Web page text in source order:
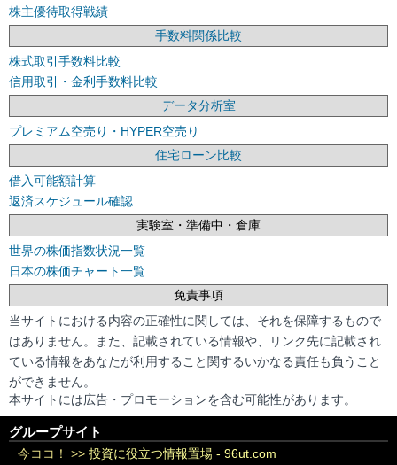
株主優待取得戦績
手数料関係比較
株式取引手数料比較
信用取引・金利手数料比較
データ分析室
プレミアム空売り・HYPER空売り
住宅ローン比較
借入可能額計算
返済スケジュール確認
実験室・準備中・倉庫
世界の株価指数状況一覧
日本の株価チャート一覧
免責事項
当サイトにおける内容の正確性に関しては、それを保障するもので
はありません。また、記載されている情報や、リンク先に記載され
ている情報をあなたが利用すること関するいかなる責任も負うこと
ができません。
本サイトには広告・プロモーションを含む可能性があります。
グループサイト
今ココ！ >> 投資に役立つ情報置場 - 96ut.com